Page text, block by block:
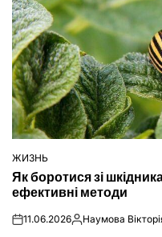
ОПУБЛІКУВАТИ
У
ЖИЗНЬ
Як боротися зі
ефективні методи
on11.06.2026Опубліковано
Наумова